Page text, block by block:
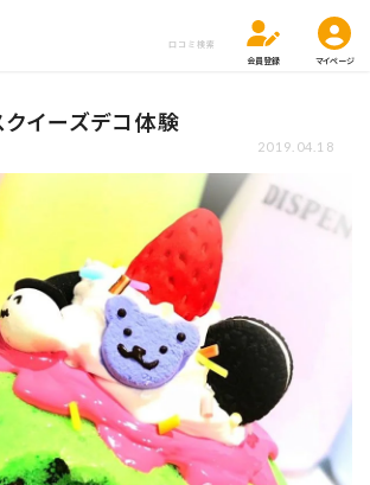
口コミ検索
会員登録
マイページ
イーズデコ体験
2019.04.18